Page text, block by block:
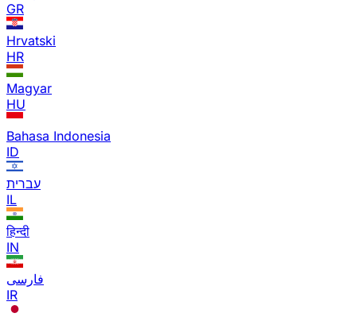
GR
Hrvatski
HR
Magyar
HU
Bahasa Indonesia
ID
עברית
IL
हिन्दी
IN
فارسی
IR